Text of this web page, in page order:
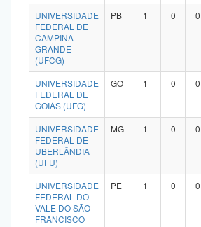
UNIVERSIDADE
FEDERAL DE
CAMPINA
GRANDE
(UFCG)
PB 1 0 0
UNIVERSIDADE
FEDERAL DE
GOIÁS (UFG)
GO 1 0 0
UNIVERSIDADE
FEDERAL DE
UBERLÂNDIA
(UFU)
MG 1 0 0
UNIVERSIDADE
FEDERAL DO
VALE DO SÃO
FRANCISCO
PE 1 0 0